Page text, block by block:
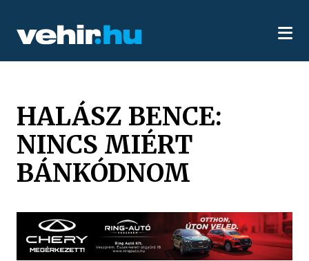
HALÁSZ BENCE:
NINCS MIÉRT
BÁNKÓDNOM